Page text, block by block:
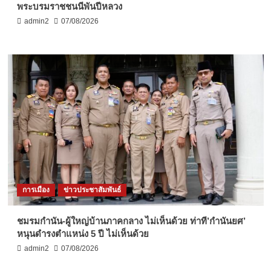
พระบรมราชชนนีพันปีหลวง
admin2 07/08/2026
การเมือง ข่าวประชาสัมพันธ์
ชมรมกำนัน-ผู้ใหญ่บ้านภาคกลาง ไม่เห็นด้วย ท่าที’กำนันยศ’
หนุนดำรงตำแหน่ง 5 ปี ไม่เห็นด้วย
admin2 07/08/2026